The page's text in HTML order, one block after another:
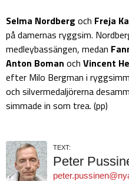
Selma Nordberg och Freja
på damernas ryggsim.
medleybassängen, medan
Anton Boman och Vincent
efter Milo Bergman i
och silvermedaljörerna
simmade in som trea. (pp)
TEXT:
Peter